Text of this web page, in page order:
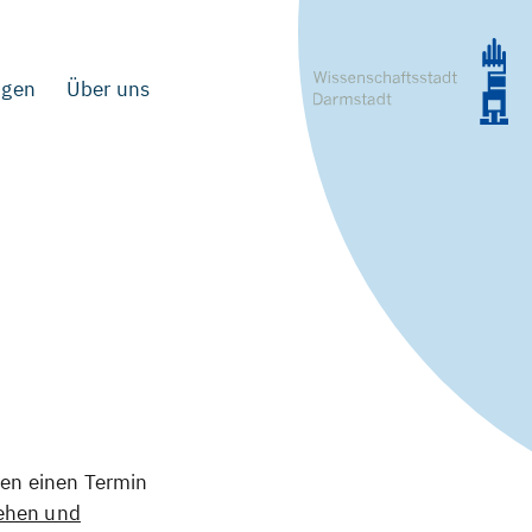
Über uns
einen Termin
und